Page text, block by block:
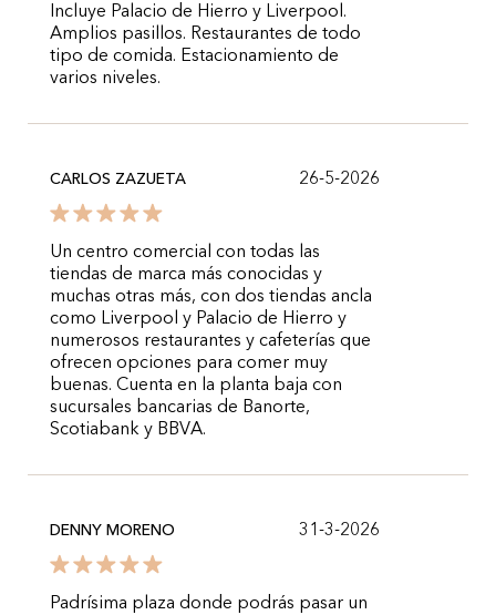
Incluye Palacio de Hierro y Liverpool.
Amplios pasillos. Restaurantes de todo
tipo de comida. Estacionamiento de
varios niveles.
CARLOS ZAZUETA 26-5-2026
Un centro comercial con todas las
tiendas de marca más conocidas y
muchas otras más, con dos tiendas ancla
como Liverpool y Palacio de Hierro y
numerosos restaurantes y cafeterías que
ofrecen opciones para comer muy
buenas. Cuenta en la planta baja con
sucursales bancarias de Banorte,
Scotiabank y BBVA.
DENNY MORENO 31-3-2026
Padrísima plaza donde podrás pasar un